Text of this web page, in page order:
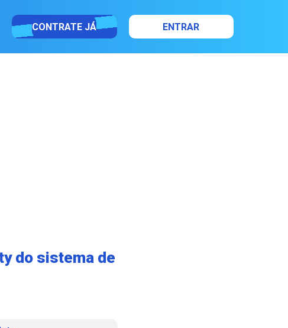
CONTRATE JÁ ENTRAR
do sistema de